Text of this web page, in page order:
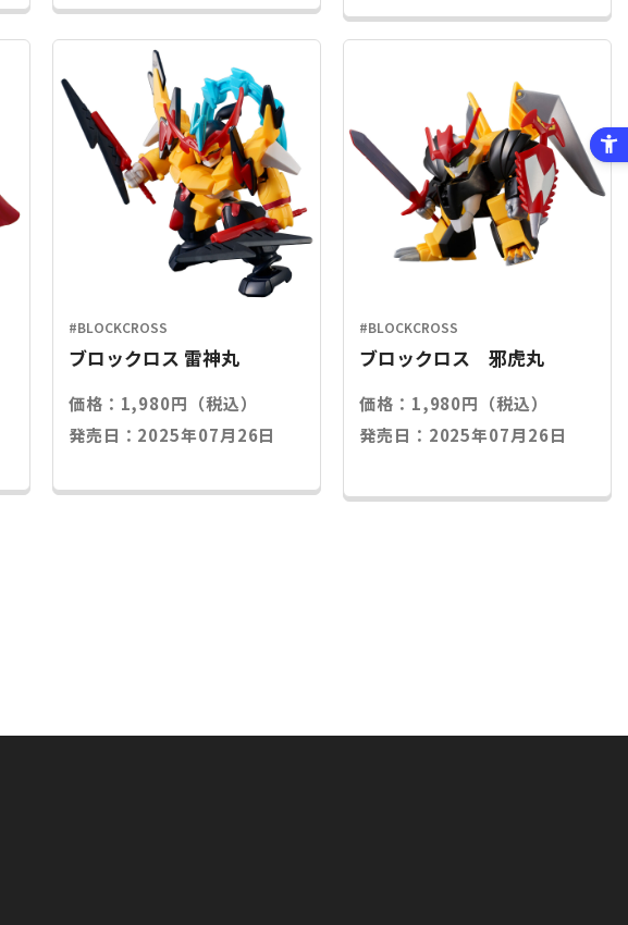
#BLOCKCROSS
ブロックロス 雷神丸
価格：1,980円（税込）
発売日：2025年07月26日
#BLOCKCROSS
ブロックロス 邪虎丸
価格：1,980円（税込）
発売日：2025年07月26日